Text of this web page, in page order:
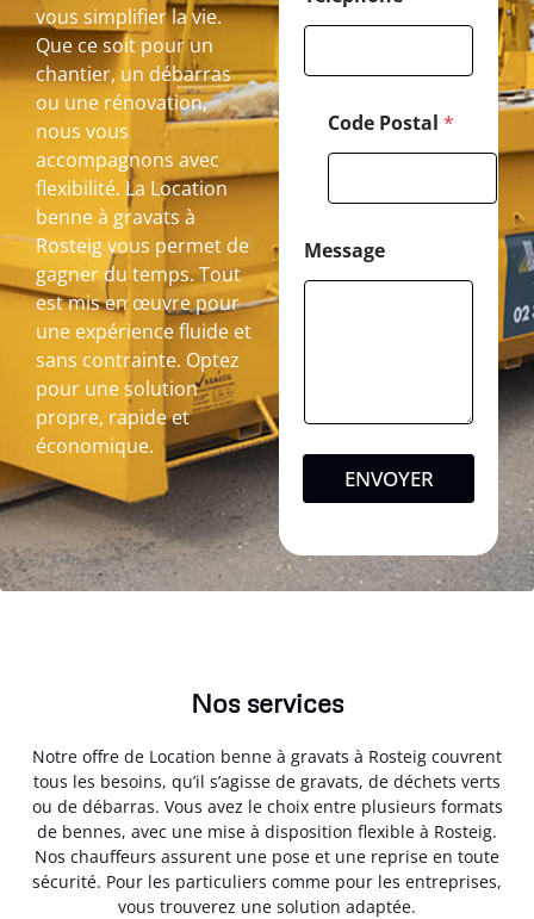
vous simplifier la vie.
Que ce soit pour un
chantier, un débarras
ou une rénovation,
nous vous
accompagnons avec
flexibilité. La Location
benne à gravats à
Rosteig vous permet de
gagner du temps. Tout
est mis en œuvre pour
une expérience fluide et
sans contrainte. Optez
pour une solution
propre, rapide et
économique.
Code Postal *
Message
ENVOYER
Nos services
Notre offre de Location benne à gravats à Rosteig couvrent
tous les besoins, qu’il s’agisse de gravats, de déchets verts
ou de débarras. Vous avez le choix entre plusieurs formats
de bennes, avec une mise à disposition flexible à Rosteig.
Nos chauffeurs assurent une pose et une reprise en toute
sécurité. Pour les particuliers comme pour les entreprises,
vous trouverez une solution adaptée.